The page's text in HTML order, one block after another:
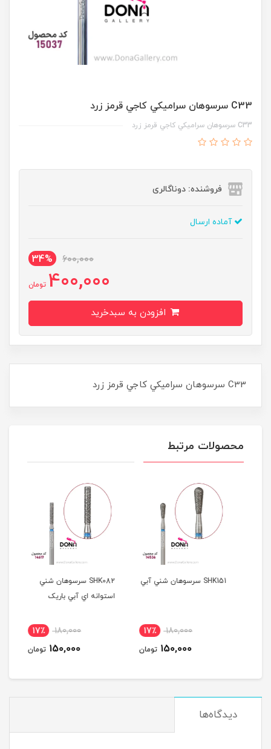
C33 سرسوهان سراميکي کاجي قرمز زرد
C33 سرسوهان سراميکي کاجي قرمز زرد
فروشنده: دوناگالری
آماده ارسال
600,000
34%
400,000 تومان
C33 سرسوهان سراميکي کاجي قرمز زرد
محصولات مرتبط
SHK151 سرسوهان شني آبي
180,000 17٪
150,000 تومان
SHK082 سرسوهان شني
استوانه اي آبي باريک
180,000 17٪
150,000 تومان
دیدگاه‌ها